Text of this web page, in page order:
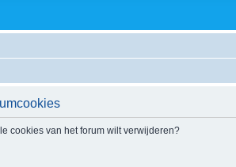
cookies van het forum wilt verwijderen?